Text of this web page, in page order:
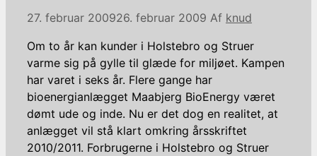
27. februar 200926. februar 2009 Af knud
Om to år kan kunder i Holstebro og Struer
varme sig på gylle til glæde for miljøet. Kampen
har varet i seks år. Flere gange har
bioenergianlægget Maabjerg BioEnergy været
dømt ude og inde. Nu er det dog en realitet, at
anlægget vil stå klart omkring årsskriftet
2010/2011. Forbrugerne i Holstebro og Struer